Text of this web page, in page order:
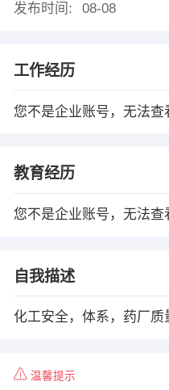
发布时间:
08-08
工作经历
您不是企业账号，无法查
教育经历
您不是企业账号，无法查
自我描述
化工安全，体系，药厂
温馨提示